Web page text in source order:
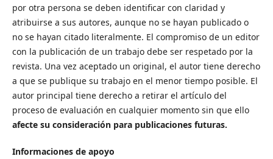
por otra persona se deben identificar con claridad y
atribuirse a sus autores, aunque no se hayan publicado o
no se hayan citado literalmente. El compromiso de un editor
con la publicación de un trabajo debe ser respetado por la
revista. Una vez aceptado un original, el autor tiene derecho
a que se publique su trabajo en el menor tiempo posible. El
autor principal tiene derecho a retirar el artículo del
proceso de evaluación en cualquier momento sin que ello
afecte su consideración para publicaciones futuras.
Informaciones de apoyo